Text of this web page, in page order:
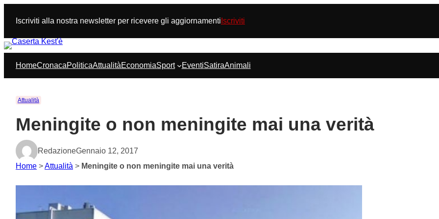
contenuto
Iscriviti alla nostra newsletter per ricevere gli aggiornamenti Iscriviti
HomeCronacaPoliticaAttualitàEconomiaSport EventiSatiraAnimali
Attualità
Meningite o non meningite mai una verità
RedazioneGennaio 12, 2017
Home >Attualità > Meningite o non meningite mai una verità